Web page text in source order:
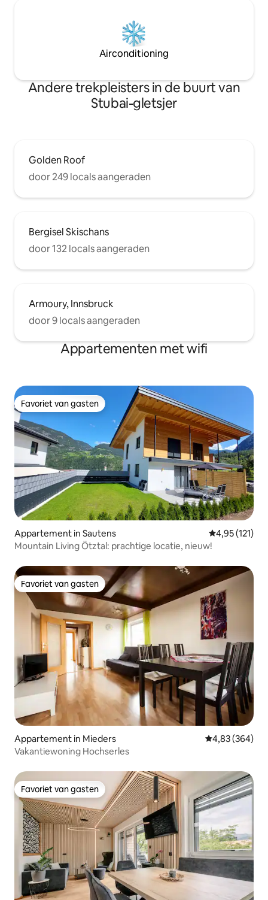
Airconditioning
Andere trekpleisters in de buurt van
Stubai-gletsjer
Golden Roof
door 249 locals aangeraden
Bergisel Skischans
door 132 locals aangeraden
Armoury, Innsbruck
door 9 locals aangeraden
Appartementen met wifi
Favoriet van gasten
Favoriet van gasten
Appartement in Sautens Gemiddelde
4,95 (121)
Mountain Living Ötztal: prachtige locatie, nieuw!
Favoriet van gasten
Favoriet van gasten
Appartement in Mieders Gemiddelde
4,83 (364)
Vakantiewoning Hochserles
Favoriet van gasten
Favoriet van gasten